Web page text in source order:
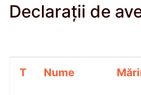
Declarații de
T Nume